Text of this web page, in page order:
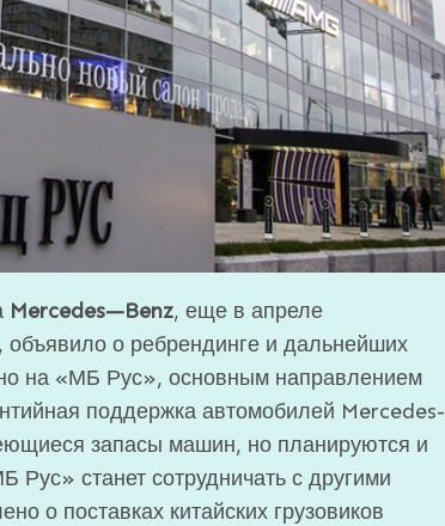
Mercedes—Benz, еще в апреле
о ребрендинге и дальнейших
на «МБ Рус», основным направлением
поддержка автомобилей Mercedes-
запасы машин, но планируются и
станет сотрудничать с другими
о поставках китайских грузовиков